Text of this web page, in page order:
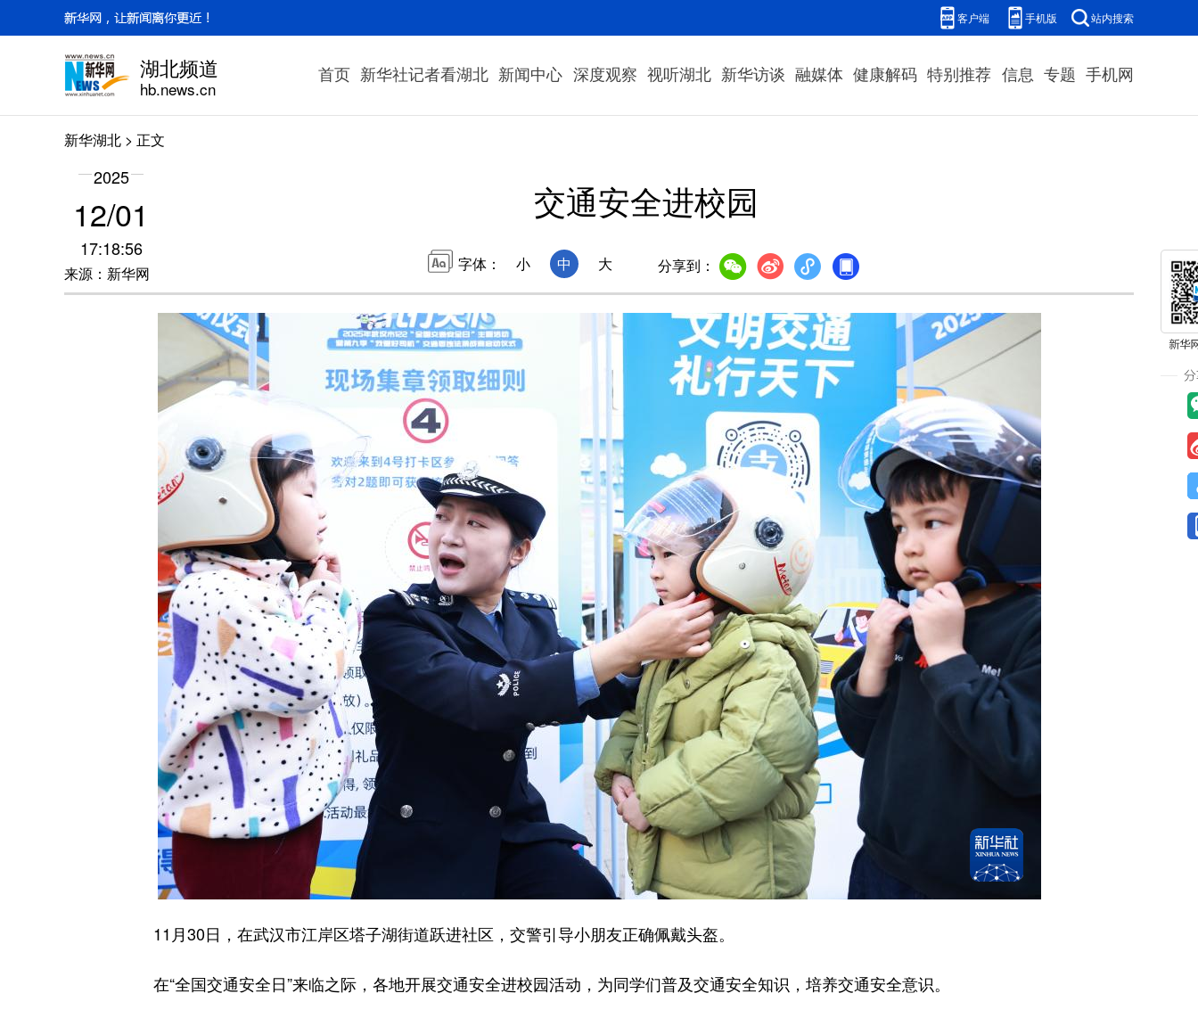
客户端 手机版 站内搜索
湖北频道
hb.news.cn
首页 新华社记者看湖北 新闻中心 深度观察 视听湖北 新华访谈 融媒体 健康解码 特别推荐 信息 专题 手机网
新华湖北 > 正文
2025
12/01
17:18:56
来源：新华网
交通安全进校园
字体： 小 中 大 分享到：
11月30日，在武汉市江岸区塔子湖街道跃进社区，交警引导小朋友正确佩戴头盔。
在“全国交通安全日”来临之际，各地开展交通安全进校园活动，为同学们普及交通安全知识，培养交通安全意识。